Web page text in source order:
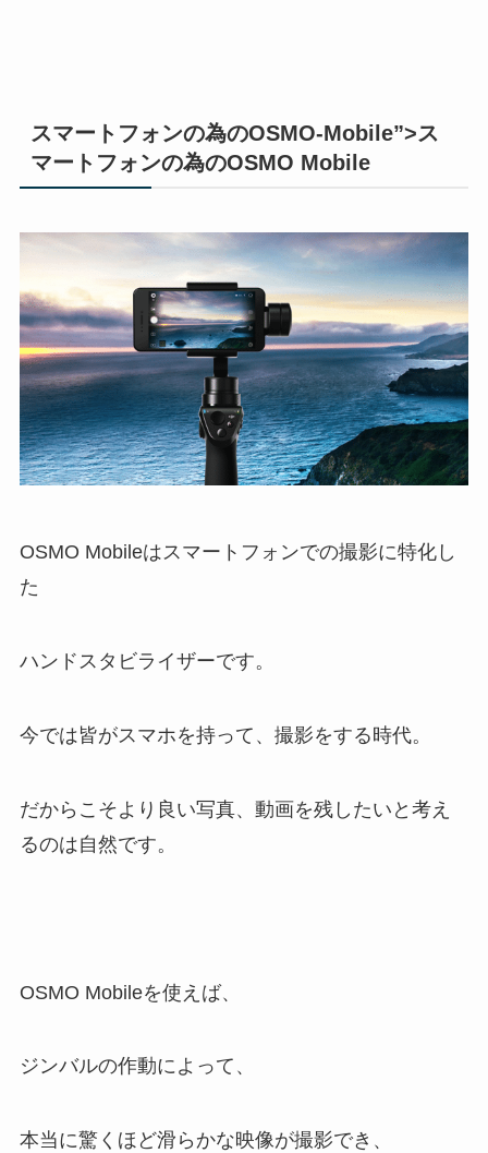
スマートフォンの為のOSMO-Mobile”>ス
マートフォンの為のOSMO Mobile
OSMO Mobileはスマートフォンでの撮影に特化し
た
ハンドスタビライザーです。
今では皆がスマホを持って、撮影をする時代。
だからこそより良い写真、動画を残したいと考え
るのは自然です。
OSMO Mobileを使えば、
ジンバルの作動によって、
本当に驚くほど滑らかな映像が撮影でき、